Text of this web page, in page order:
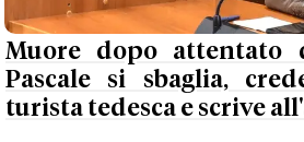
Muore dopo attentato
Pascale si sbaglia,
turista tedesca e scrive